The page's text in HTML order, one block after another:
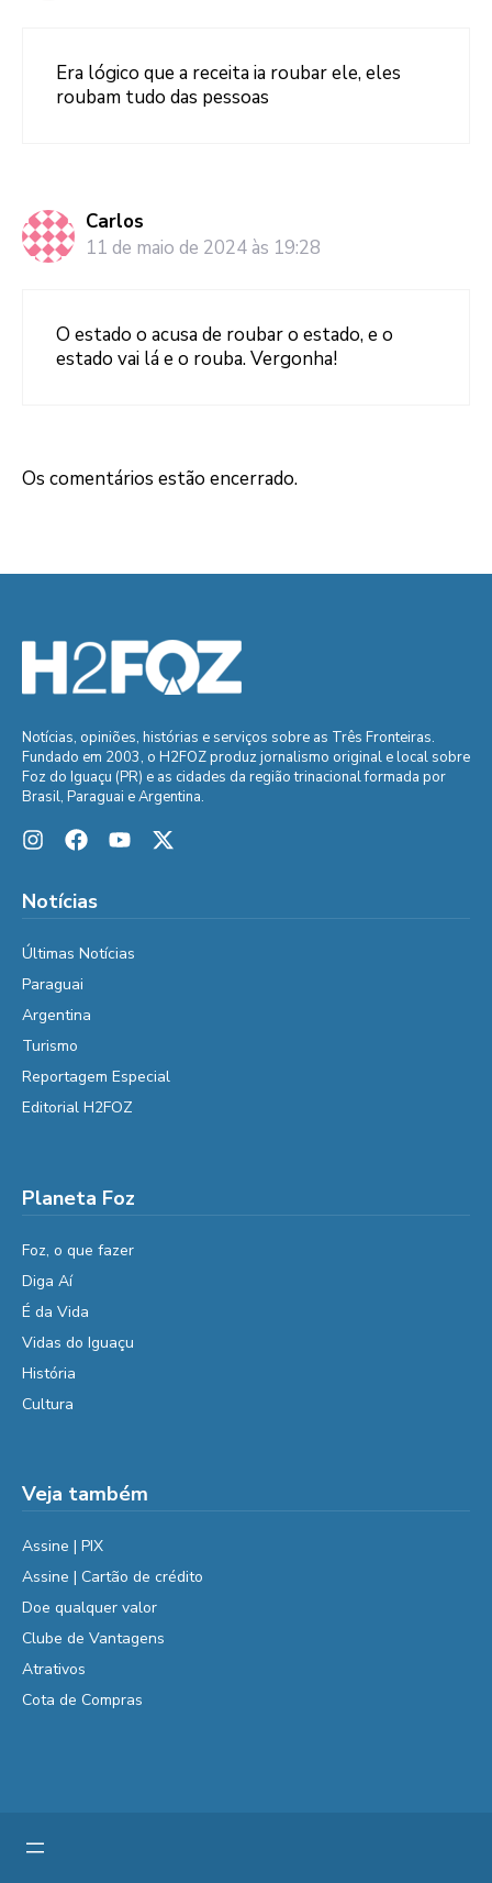
Era lógico que a receita ia roubar ele, eles
roubam tudo das pessoas
Carlos
11 de maio de 2024 às 19:28
O estado o acusa de roubar o estado, e o
estado vai lá e o rouba. Vergonha!
Os comentários estão encerrado.
Notícias, opiniões, histórias e serviços sobre as Três Fronteiras.
Fundado em 2003, o H2FOZ produz jornalismo original e local sobre
Foz do Iguaçu (PR) e as cidades da região trinacional formada por
Brasil, Paraguai e Argentina.
Notícias
Últimas Notícias
Paraguai
Argentina
Turismo
Reportagem Especial
Editorial H2FOZ
Planeta Foz
Foz, o que fazer
Diga Aí
É da Vida
Vidas do Iguaçu
História
Cultura
Veja também
Assine | PIX
Assine | Cartão de crédito
Doe qualquer valor
Clube de Vantagens
Atrativos
Cota de Compras